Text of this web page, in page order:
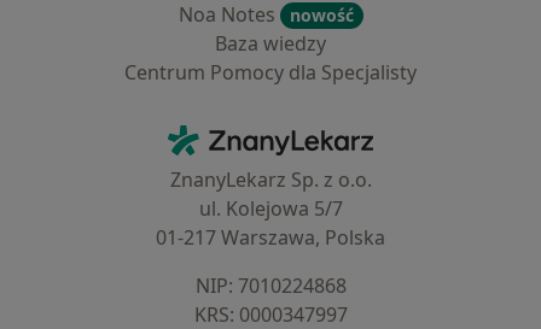
Noa Notes
nowość
Baza wiedzy
Centrum Pomocy dla Specjalisty
ZnanyLekarz - Strona główna
ZnanyLekarz Sp. z o.o.
ul. Kolejowa 5/7
01-217 Warszawa, Polska
NIP: ⁠7010224868
KRS: ⁠0000347997